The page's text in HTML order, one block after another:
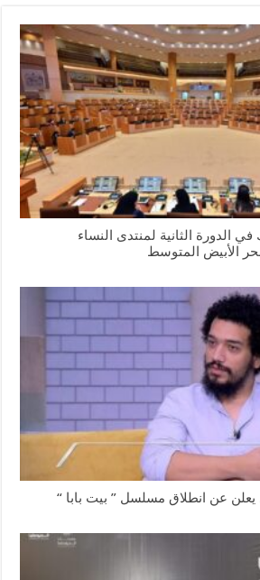
الدورة الثانية لمنتدى النساء
الأبيض المتوسط
عن انطلاق مسلسل ” بيت بابا “